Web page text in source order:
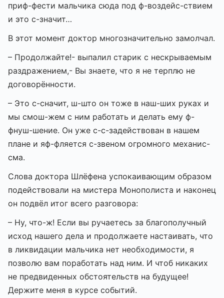
приф-фести мальчика сюда под ф-воздейс-ствием
и это с-значит…
В этот момент доктор многозначительно замолчал.
– Продолжайте!- выпалил старик с нескрываемым
раздражением,- Вы знаете, что я не терплю не
договорённости.
– Это с-сначит, ш-што он тоже в наш-ших руках и
мы смош-жем с ним работать и делать ему ф-
фнуш-шение. Он уже с-с-задействован в нашем
плане и яф-фляется с-звеном огромного механис-
сма.
Слова доктора Шлёфена успокаивающим образом
подействовали на мистера Монополиста и наконец
он подвёл итог всего разговора:
– Ну, что-ж! Если вы ручаетесь за благополучный
исход нашего дела и продолжаете настаивать, что
в ликвидации мальчика нет необходимости, я
позволю вам поработать над ним. И чтоб никаких
не предвиденных обстоятельств на будущее!
Держите меня в курсе событий.